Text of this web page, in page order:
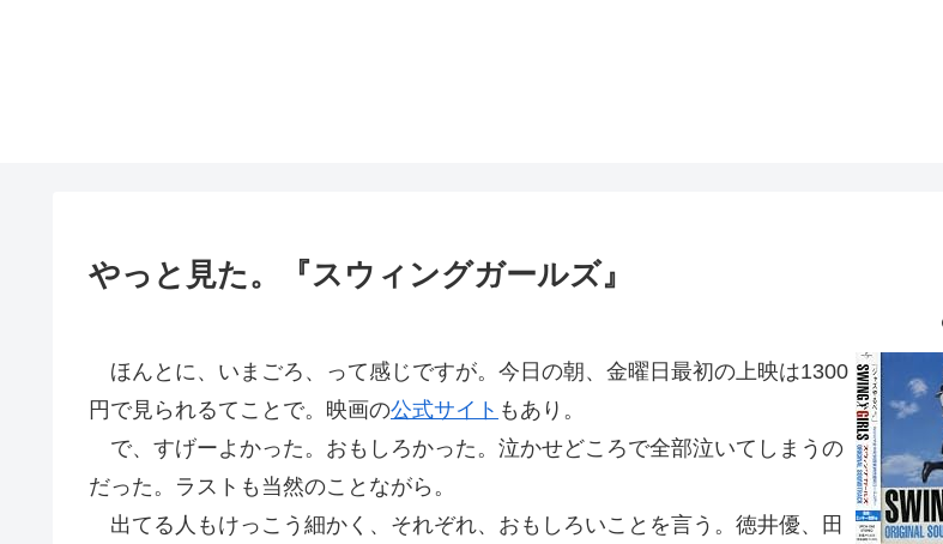
やっと見た。『スウィングガールズ』
ほんとに、いまごろ、って感じですが。今日の朝、金曜日最初の上映は1300
円で見られるてことで。映画の公式サイト もあり。
で、すげーよかった。おもしろかった。泣かせどころで全部泣いてしまうの
だった。ラストも当然のことながら。
出てる人もけっこう細かく、それぞれ、おもしろいことを言う。徳井優、田